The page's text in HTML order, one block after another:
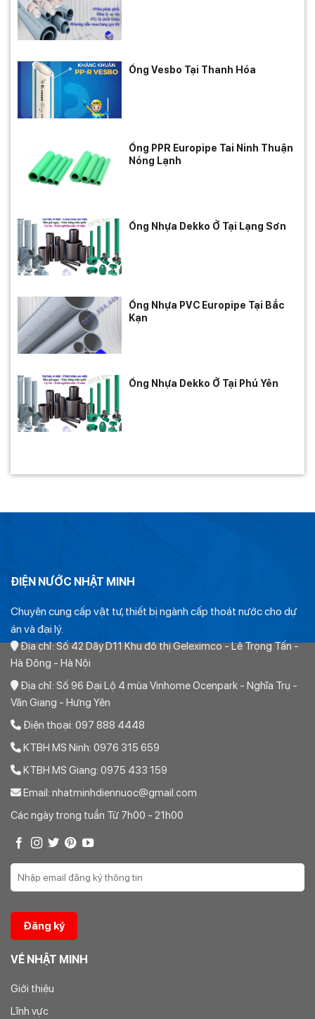
Ống Vesbo Tại Thanh Hóa
Ống PPR Europipe Tai Ninh Thuận
Nóng Lạnh
Ống Nhựa Dekko Ở Tại Lạng Sơn
Ống Nhựa PVC Europipe Tại Bắc
Kạn
Ống Nhựa Dekko Ở Tại Phú Yên
ĐIỆN NƯỚC NHẬT MINH
Chuyên cung cấp vật tư, thiết bị ngành cấp thoát nước cho dự
án và đại lý.
Địa chỉ: Số 42 Dãy D11 Khu đô thị Geleximco - Lê Trọng Tấn -
Hà Đông - Hà Nội
Địa chỉ: Số 96 Đại Lộ 4 mùa Vinhome Ocenpark - Nghĩa Trụ -
Văn Giang - Hưng Yên
Điện thoại: 097 888 4448
KTBH MS Ninh: 0976 315 659
KTBH MS Giang: 0975 433 159
Email: nhatminhdiennuoc@gmail.com
Các ngày trong tuần Từ 7h00 - 21h00
VỀ NHẬT MINH
Giới thiệu
Lĩnh vực